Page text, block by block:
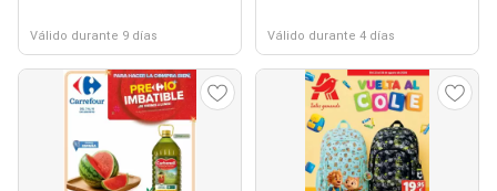
Válido durante 9 días Válido durante 4 días